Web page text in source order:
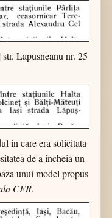
Lapusneanu nr. 25
in care era solicitata
de a incheia un
unui model propus
CFR.